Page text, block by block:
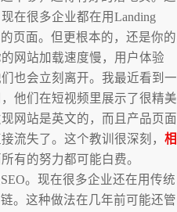
在很多企业都在用Landing
页面。但更根本的，还是你的
网站加载速度慢，用户体验
也会立刻离开。我最近看到一
他们在短视频里展示了很精美
网站是英文的，而且产品页面
流失了。这个教训很深刻， 相
有的努力都可能白费。
。现在很多企业还在用传统
。这种做法在几年前可能还管